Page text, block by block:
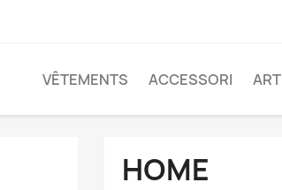
VÊTEMENTS ACCESSORI ART
HOME